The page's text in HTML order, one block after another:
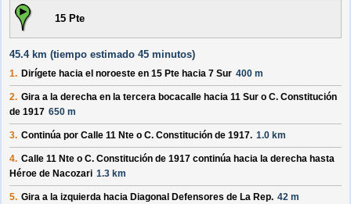
15 Pte
45.4 km (tiempo estimado 45 minutos)
1. Dirígete hacia el noroeste en 15 Pte hacia 7 Sur 400 m
2. Gira a la derecha en la tercera bocacalle hacia 11 Sur o C. Constitución
de 1917 650 m
3. Continúa por Calle 11 Nte o C. Constitución de 1917. 1.0 km
4. Calle 11 Nte o C. Constitución de 1917 continúa hacia la derecha hasta
Héroe de Nacozari 1.3 km
5. Gira a la izquierda hacia Diagonal Defensores de La Rep. 42 m